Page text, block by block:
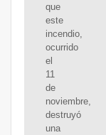
que
este
incendio,
ocurrido
el
11
de
noviembre,
destruyó
una